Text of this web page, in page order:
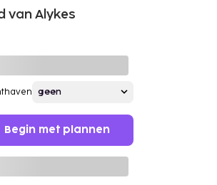
van Alykes
Begin met plannen